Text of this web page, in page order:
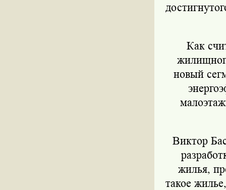
Как
новый
Виктор
жилья,
такое